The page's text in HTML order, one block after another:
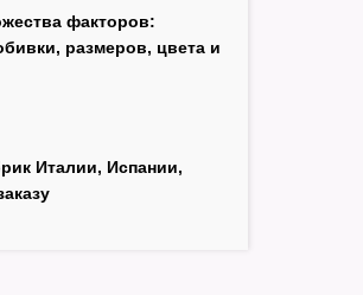
факторов:
размеров, цвета и
Италии, Испании,